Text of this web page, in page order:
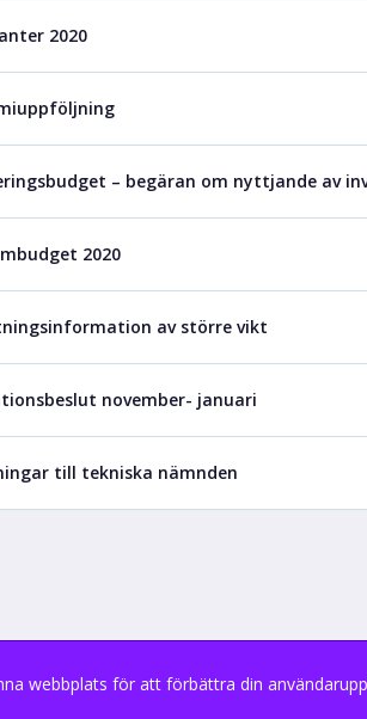
2020
– begäran om nyttjande av
2020
av större vikt
november- januari
till tekniska nämnden
webbplats för att förbättra din